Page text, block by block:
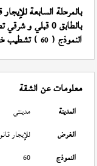
بالمرحلة السابعة
النموذج (60 ) تشطيب خاص
معلومات عن الشقة
المدينة مدينتي
الغرض
للإيجار
النموذج
60